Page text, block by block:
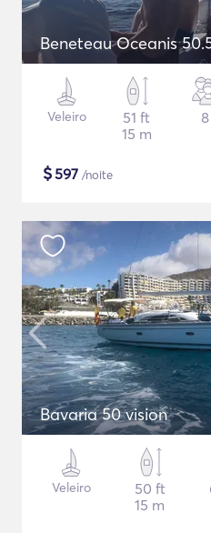
Beneteau Oceanis
Veleiro
51 ft
15 m
8
$597 /noite
Bavaria 50 vision
Veleiro
50 ft
15 m